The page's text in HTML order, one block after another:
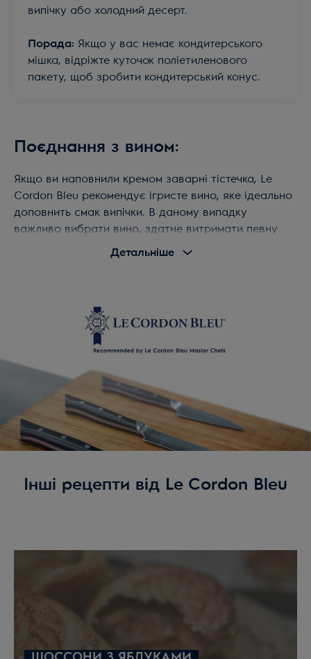
випічку або холодний десерт.
Порада: Якщо у вас немає кондитерського
мішка, відріжте куточок поліетиленового
пакету, щоб зробити кондитерський конус.
Поєднання з вином:
Якщо ви наповнили кремом заварні тістечка, Le
Cordon Bleu рекомендує ігристе вино, яке ідеально
доповнить смак випічки. В даному випадку
важливо вибрати вино, здатне витримати певну
манговою начинки. Відмінним вибором стане
Conegliano Valdobbiadene Prosecco Superiore
D.O.C.G. з Венето або Шампані. Подавайте його
холодним в звичайному келиху у формі тюльпана,
щоб насолодитися ароматом і кремовою
текстурою бульбашок.
Детальніше
Інші рецепти від Le Cordon Bleu